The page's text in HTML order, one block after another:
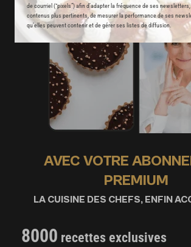
de courriel (“pixels”) afin d’adapter la fréquence de ses
contenus plus pertinents, de mesurer la performance de ses
qu’elles peuvent contenir et de gérer ses listes de diffusion.
AVEC VOTRE
PREMIUM
LA CUISINE DES CHEFS, ENFIN
8000 recettes exclusives